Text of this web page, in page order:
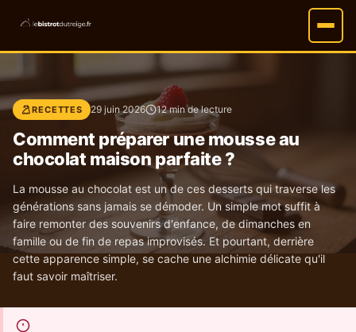
RECETTES 29 juin 2026 12 min de lecture
Comment préparer une mousse au
chocolat maison parfaite ?
La mousse au chocolat est un de ces desserts qui traverse les
générations sans jamais se démoder. Un simple mot suffit à
faire remonter des souvenirs d'enfance, de dimanches en
famille ou de fin de repas improvisés. Et pourtant, derrière
cette apparence simple, se cache une alchimie délicate qu'il
faut savoir maîtriser.